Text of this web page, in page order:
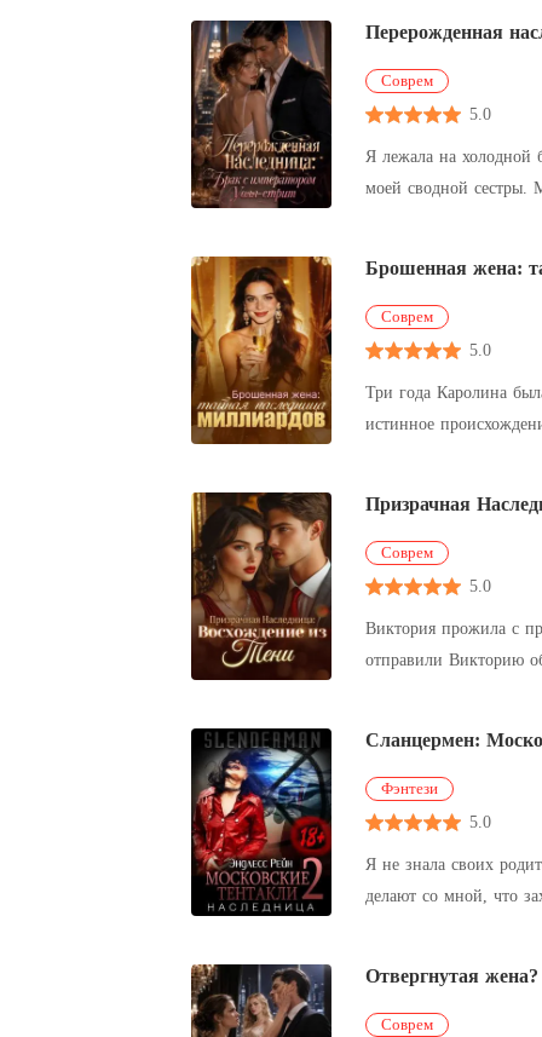
Перерожденная
Соврем
5.0
Я лежала на холодной
моей сводной сестры. Мой жених, который завтра должен был стать моим мужем, стоял рядом с моим приемным отцом. Они смотрели на
Брошенная жена:
Соврем
5.0
Три года Каролина
истинное происхождение. Но прямо в ночь ее дня рождения Эдуард принес домой документы о разводе. Он высокомерно
Призрачная
Соврем
5.0
Виктория прожила с
отправили Викторию
Сланцермен:
Фэнтези
5.0
Я не знала своих
делают со мной, что захотят. У меня не было надежды на будущее, но однажды все изменилось. Кто-то подал
Отвергнутая
Соврем